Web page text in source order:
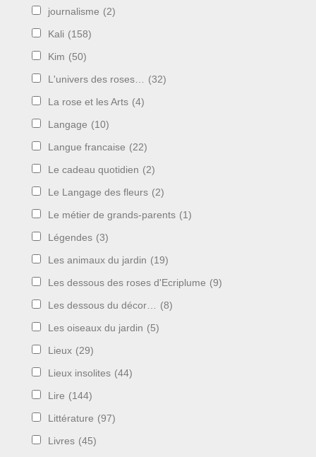
journalisme (2)
Kali (158)
Kim (50)
L'univers des roses… (32)
La rose et les Arts (4)
Langage (10)
Langue francaise (22)
Le cadeau quotidien (2)
Le Langage des fleurs (2)
Le métier de grands-parents (1)
Légendes (3)
Les animaux du jardin (19)
Les dessous des roses d'Ecriplume (9)
Les dessous du décor… (8)
Les oiseaux du jardin (5)
Lieux (29)
Lieux insolites (44)
Lire (144)
Littérature (97)
Livres (45)